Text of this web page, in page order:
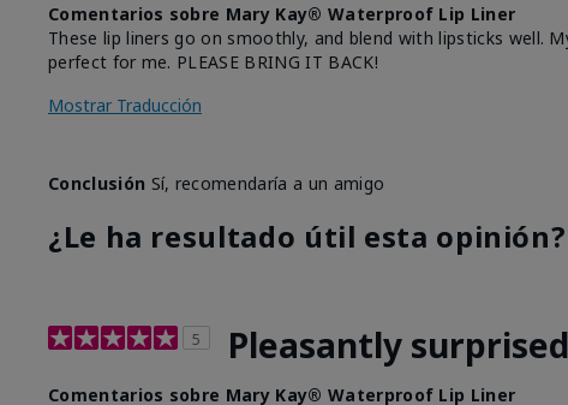
Comentarios sobre Mary Kay® Waterproof Lip Liner
These lip liners go on smoothly, and blend with lipsticks well.
perfect for me. PLEASE BRING IT BACK!
Mostrar Traducción
Conclusión Sí, recomendaría a un amigo
¿Le ha resultado útil esta opinión?
5 Pleasantly surprised
Comentarios sobre Mary Kay® Waterproof Lip Liner